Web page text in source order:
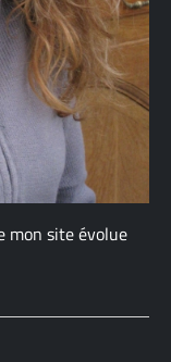
mon site évolue